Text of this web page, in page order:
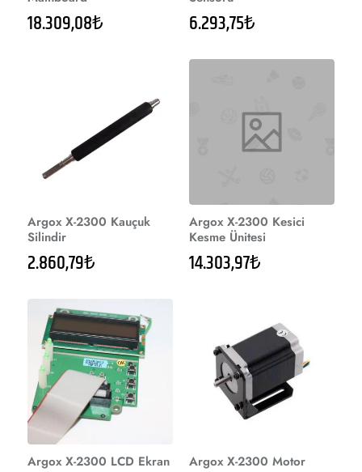
18.309,08₺ 6.293,75₺
Argox X-2300 Kauçuk
Silindir
2.860,79₺
Argox X-2300 Kesici
Kesme Ünitesi
14.303,97₺
Argox X-2300 LCD Ekran Argox X-2300 Motor